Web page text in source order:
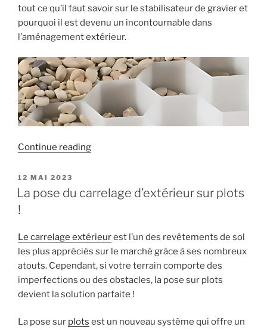
tout ce qu’il faut savoir sur le stabilisateur de gravier et
pourquoi il est devenu un incontournable dans
l’aménagement extérieur.
Continue reading« Stabilisateur
:
Idéale
un
Jardin
Soigné »
POSTED
ON
12 MAI 2023
La pose du carrelage d’extérieur sur plots
!
Le carrelage extérieurest l’un des revêtements de sol
les plus appréciés sur le marché grâce à ses nombreux
atouts. Cependant, si votre terrain comporte des
imperfections ou des obstacles, la pose sur plots
devient la solution parfaite !
La pose sur plots est un nouveau système qui offre un